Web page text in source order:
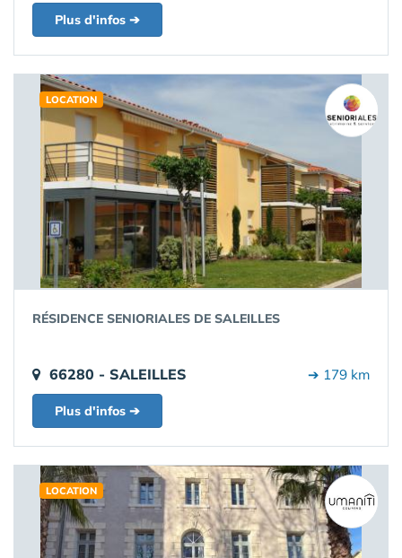
Plus d'infos ➔
LOCATION
RÉSIDENCE SENIORIALES DE SALEILLES
66280 - SALEILLES ➔ 179 km
Plus d'infos ➔
LOCATION